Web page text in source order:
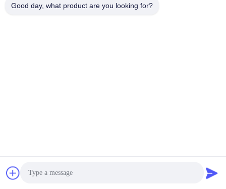
Good day, what product are you looking for?